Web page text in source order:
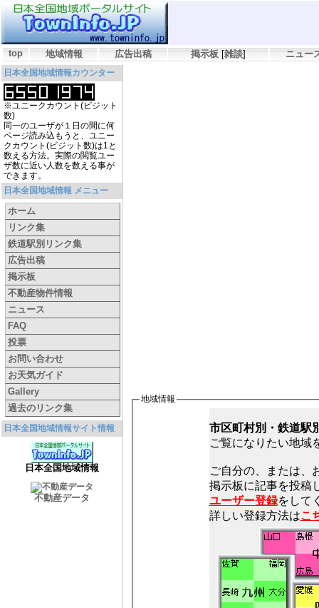
top 地域情報 広告出稿 掲示板 [雑談] ニュー
日本全国地域情報カウンター
※ユニークカウント(ビジット
数)
同一のユーザが１日の間に何
ページ読み込もうと、ユニー
クカウント(ビジット数)は1と
数える方法。実際の閲覧ユー
ザ数に近い人数を数える事が
できます。
日本全国地域情報 メニュー
ホーム
リンク集
鉄道駅別リンク集
広告出稿
掲示板
不動産物件情報
ニュース
FAQ
投票
お問い合わせ
お天気ガイド
Gallery
過去のリンク集
日本全国地域情報サイト情報
日本全国地域情報
不動産データ
地域情報
市区町村別・鉄道駅
ご覧になりたい地域
ご自分の、または、
ユーザー登録をして
詳しい登録方法はこ